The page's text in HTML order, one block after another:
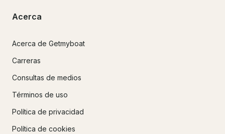
Acerca
Acerca de Getmyboat
Carreras
Consultas de medios
Términos de uso
Política de privacidad
Política de cookies